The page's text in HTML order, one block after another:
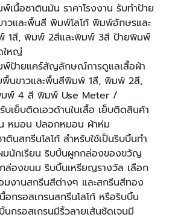
เนื้อซาตินมัน ราคาโรงงาน รับทำป้าย
วและพื้นสี พิมพ์โลโก้ พิมพ์อักษรและ
1สี, พิมพ์ 2สีและพิมพ์ 3สี ป้ายพิมพ์
ใหญ่
ป้ายแคร์สัญลักษณ์การดูแลเสื้อผ้า
พื้นขาวและพื้นสีพิมพ์ 1สี, พิมพ์ 2สี,
พ์ 4 สี พิมพ์ Use Meter /
เย็บติดเอวด้านในเสื้อ เย็บติดสินค้า
น หมอน ปลอกหมอน ผ้าห่ม
นสกรีนโลโก้ สำหรับใช้เป็นริบบิ้นทำ
มนักเรียน ริบบิ้นผูกกล่องของขวัญ
ล่องขนม ริบบิ้นเหรียญรางวัล เลือก
มงานสกรีนสีต่างๆ และสกรีนสีทอง
อกรอสเกรนสกรีนโลโก้ หรือริบบิ้น
กรอสเกรนมีริ้วลายเส้นชัดเจนมี